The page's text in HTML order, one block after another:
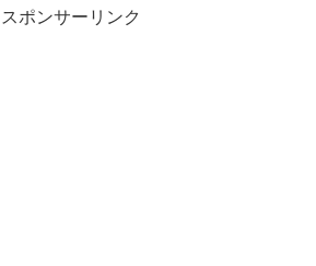
と カー
ているか分からないかもしれませ
スポンサーリンク